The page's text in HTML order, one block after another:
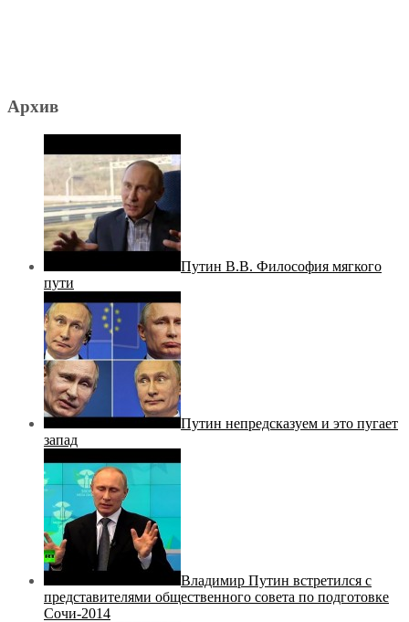
Архив
Путин В.В. Философия мягкого
пути
Путин непредсказуем и это пугает
запад
Владимир Путин встретился с
представителями общественного совета по подготовке
Сочи-2014